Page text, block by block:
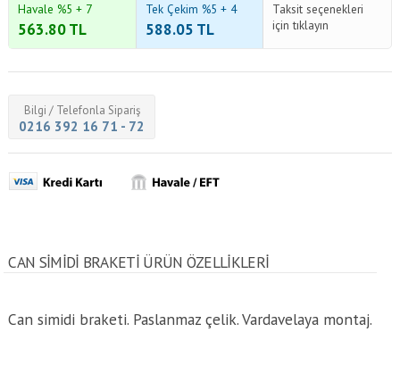
Havale %5 + 7
563.80TL
Tek Çekim %5 + 4
588.05 TL
Taksit seçenekleri
için tıklayın
Bilgi / Telefonla Sipariş
0216 392 16 71 - 72
CAN SIMIDI BRAKETI ÜRÜN ÖZELLİKLERİ
Can simidi braketi. Paslanmaz çelik. Vardavelaya montaj.